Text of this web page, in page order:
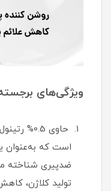
ویژگی‌های
است که به‌عنوان
ضدپیری شناخته
تولید کلاژن،